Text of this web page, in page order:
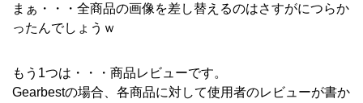
まぁ・・・全商品の画像を差し替えるのはさすがにつらか
ったんでしょうｗ
もう1つは・・・商品レビューです。
Gearbestの場合、各商品に対して使用者のレビューが書か